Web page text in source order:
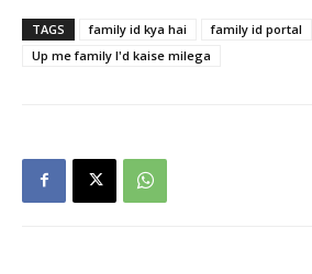
TAGS family id kya hai family id portal
Up me family I'd kaise milega